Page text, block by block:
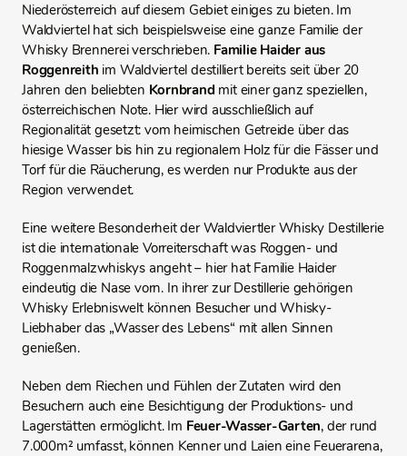
Niederösterreich auf diesem Gebiet einiges zu bieten. Im
Waldviertel hat sich beispielsweise eine ganze Familie der
Whisky Brennerei verschrieben. Familie Haider aus
Roggenreith im Waldviertel destilliert bereits seit über 20
Jahren den beliebten Kornbrand mit einer ganz speziellen,
österreichischen Note. Hier wird ausschließlich auf
Regionalität gesetzt: vom heimischen Getreide über das
hiesige Wasser bis hin zu regionalem Holz für die Fässer und
Torf für die Räucherung, es werden nur Produkte aus der
Region verwendet.
Eine weitere Besonderheit der Waldviertler Whisky Destillerie
ist die internationale Vorreiterschaft was Roggen- und
Roggenmalzwhiskys angeht – hier hat Familie Haider
eindeutig die Nase vorn. In ihrer zur Destillerie gehörigen
Whisky Erlebniswelt können Besucher und Whisky-
Liebhaber das „Wasser des Lebens“ mit allen Sinnen
genießen.
Neben dem Riechen und Fühlen der Zutaten wird den
Besuchern auch eine Besichtigung der Produktions- und
Lagerstätten ermöglicht. Im Feuer-Wasser-Garten, der rund
7.000m² umfasst, können Kenner und Laien eine Feuerarena,